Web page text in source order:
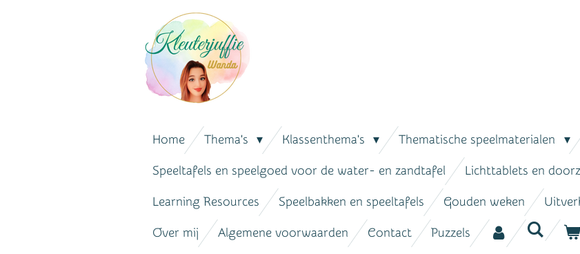
Home Thema's Klassenthema's Thematische speelmaterialen
Speeltafels en speelgoed voor de water- en zandtafel Lichttablets en
Learning Resources Speelbakken en speeltafels Gouden weken
Over mij Algemene voorwaarden Contact Puzzels